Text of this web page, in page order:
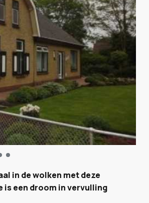
in de wolken met deze
is een droom in vervulling